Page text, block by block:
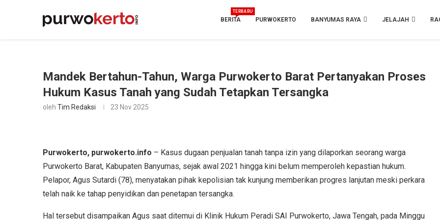
BERITA
TERBARU
PURWOKERTO BANYUMAS RAYA JELAJAH
Mandek Bertahun-Tahun, Warga Purwokerto Barat Pertanyakan Proses
Hukum Kasus Tanah yang Sudah Tetapkan Tersangka
oleh Tim Redaksi 23 Nov 2025
Purwokerto, purwokerto.info – Kasus dugaan penjualan tanah tanpa izin yang dilaporkan seorang warga
Purwokerto Barat, Kabupaten Banyumas, sejak awal 2021 hingga kini belum memperoleh kepastian hukum.
Pelapor, Agus Sutardi (78), menyatakan pihak kepolisian tak kunjung memberikan progres lanjutan meski perkara
telah naik ke tahap penyidikan dan penetapan tersangka.
Hal tersebut disampaikan Agus saat ditemui di Klinik Hukum Peradi SAI Purwokerto, Jawa Tengah, pada Minggu